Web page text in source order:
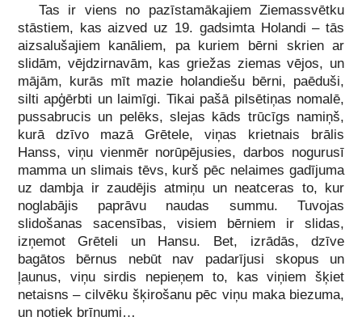
Tas ir viens no pazīstamākajiem Ziemassvētku
stāstiem, kas aizved uz 19. gadsimta Holandi – tās
aizsalušajiem kanāliem, pa kuriem bērni skrien ar
slidām, vējdzirnavām, kas griežas ziemas vējos, un
mājām, kurās mīt mazie holandiešu bērni, paēduši,
silti apģērbti un laimīgi. Tikai pašā pilsētiņas nomalē,
pussabrucis un pelēks, slejas kāds trūcīgs namiņš,
kurā dzīvo mazā Grētele, viņas krietnais brālis
Hanss, viņu vienmēr norūpējusies, darbos nogurusī
mamma un slimais tēvs, kurš pēc nelaimes gadījuma
uz dambja ir zaudējis atmiņu un neatceras to, kur
noglabājis paprāvu naudas summu. Tuvojas
slidošanas sacensības, visiem bērniem ir slidas,
izņemot Grēteli un Hansu. Bet, izrādās, dzīve
bagātos bērnus nebūt nav padarījusi skopus un
ļaunus, viņu sirdis nepieņem to, kas viņiem šķiet
netaisns – cilvēku šķirošanu pēc viņu maka biezuma,
un notiek brīnumi…